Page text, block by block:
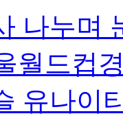
나누며
월드컵
유나이